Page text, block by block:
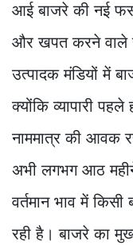
आई बाजरे की नई
और खपत करने वाले
उत्पादक मंडियों में
क्योंकि व्यापारी
नाममात्र की आवक
अभी लगभग आठ
वर्तमान भाव में
रही है। बाजरे का